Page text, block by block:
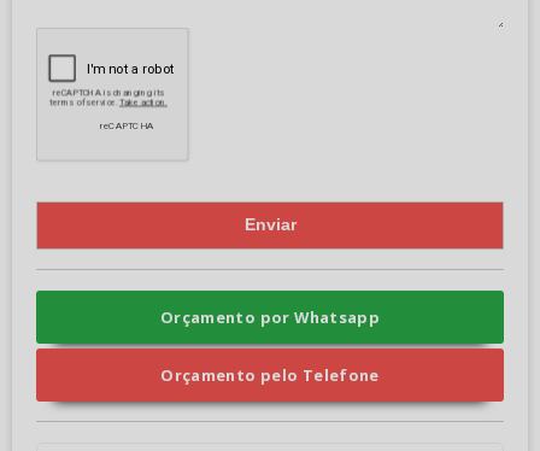
Orçamento por Whatsapp
Orçamento pelo Telefone